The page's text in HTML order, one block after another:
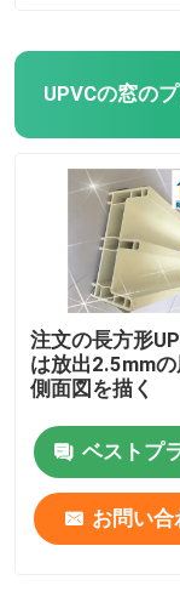
UPVCの窓の
注文の長方形
は放出2.5mm
側面図を描く
ベストプ
お問い合